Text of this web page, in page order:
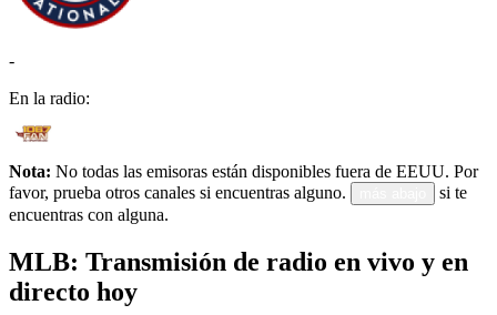
-
En la radio:
Nota: No todas las emisoras están disponibles fuera de EEUU. Por
favor, prueba otros canales si encuentras alguno.
si te
encuentras con alguna.
MLB: Transmisión de radio en vivo y en
directo hoy